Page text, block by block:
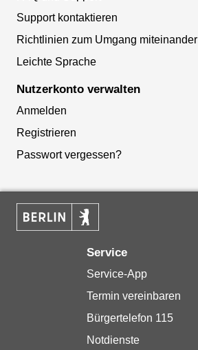
Support kontaktieren
Richtlinien zum Umgang miteinander
Leichte Sprache
Nutzerkonto verwalten
Anmelden
Registrieren
Passwort vergessen?
Service
Service-App
Termin vereinbaren
Bürgertelefon 115
Notdienste